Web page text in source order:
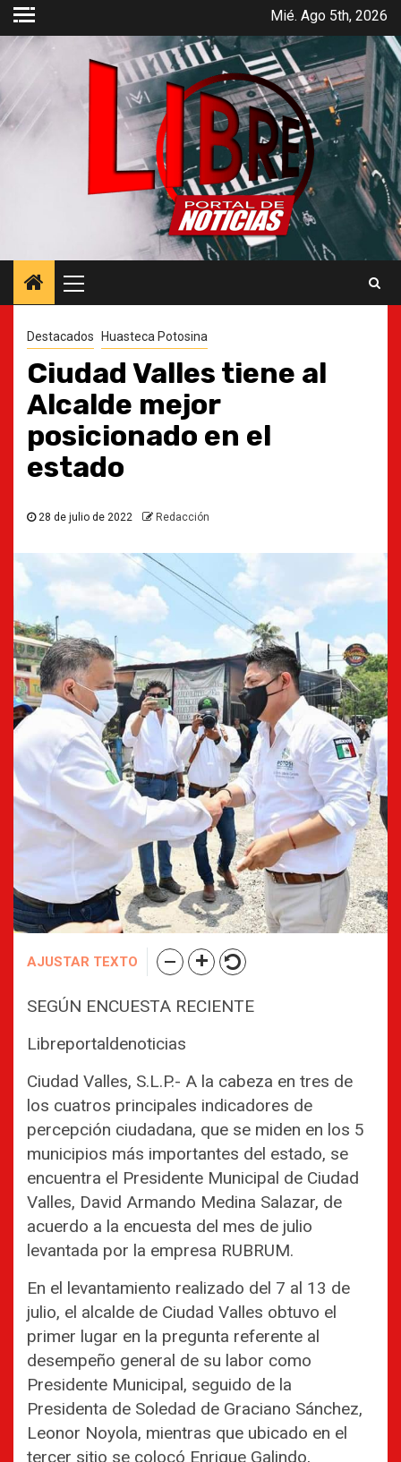
Saltar
contenido
Mié. Ago 5th, 2026
principal
Destacados Huasteca Potosina
Ciudad Valles tiene al
Alcalde mejor
posicionado en el
estado
28 de julio de 2022 Redacción
AJUSTAR TEXTO
SEGÚN ENCUESTA RECIENTE
Libreportaldenoticias
Ciudad Valles, S.L.P.- A la cabeza en tres de
los cuatros principales indicadores de
percepción ciudadana, que se miden en los 5
municipios más importantes del estado, se
encuentra el Presidente Municipal de Ciudad
Valles, David Armando Medina Salazar, de
acuerdo a la encuesta del mes de julio
levantada por la empresa RUBRUM.
En el levantamiento realizado del 7 al 13 de
julio, el alcalde de Ciudad Valles obtuvo el
primer lugar en la pregunta referente al
desempeño general de su labor como
Presidente Municipal, seguido de la
Presidenta de Soledad de Graciano Sánchez,
Leonor Noyola, mientras que ubicado en el
tercer sitio se colocó Enrique Galindo,